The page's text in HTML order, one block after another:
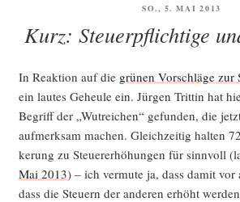
VERÖFFENTLICHT
SO., 5. MAI 2013
Kurz: Steuerpflichtige
In Reak­ti­on auf die grü­nen Vor­schlä­ge zur
ein lau­tes Geheu­le ein. Jür­gen Trit­tin hat
Begriff der „Wut­rei­chen“ gefun­den, die
auf­merk­sam machen. Gleich­zei­tig hal­ten
ke­rung zu Steu­er­erhö­hun­gen für sinn­voll
Mai 2013) – ich ver­mu­te ja, dass damit vor
dass die Steu­ern der ande­ren erhöht